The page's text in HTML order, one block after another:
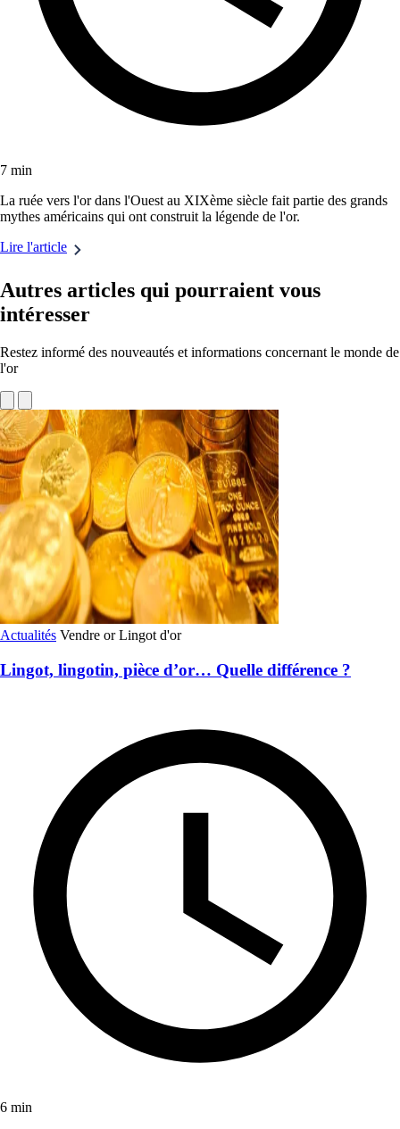
7 min
La ruée vers l'or dans l'Ouest au XIXème siècle fait partie des grands
mythes américains qui ont construit la légende de l'or.
Lire l'article
Autres articles qui pourraient vous
intéresser
Restez informé des nouveautés et informations concernant le monde de
l'or
Actualités Vendre or Lingot d'or
Lingot, lingotin, pièce d’or… Quelle différence ?
6 min